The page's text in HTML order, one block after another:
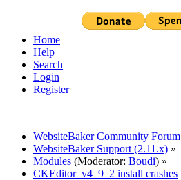
Home
Help
Search
Login
Register
WebsiteBaker Community Forum
WebsiteBaker Support (2.11.x) »
Modules (Moderator: Boudi) »
CKEditor_v4_9_2 install crashes